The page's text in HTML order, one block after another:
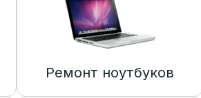
Ремонт ноутбуков